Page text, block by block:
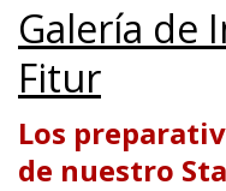
Galería de
Fitur
Los
de nuestro